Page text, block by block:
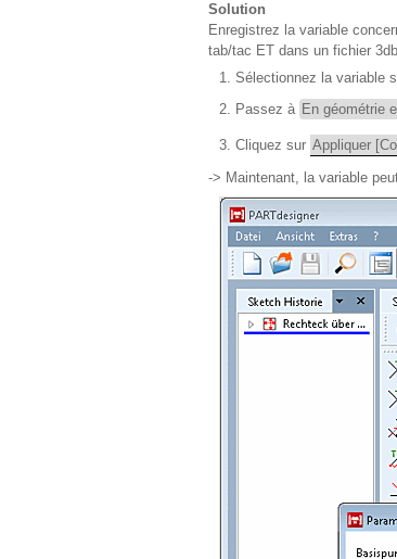
Solution
Enregistrez la variable
tab/tac ET dans un fichier
Sélectionnez la variable
Passez à En géométrie
Cliquez sur Appliquer
-> Maintenant, la variable